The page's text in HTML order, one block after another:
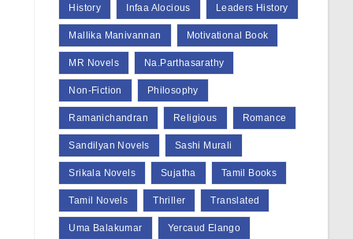
History Infaa Alocious Leaders History
Mallika Manivannan Motivational Book
MR Novels Na.Parthasarathy
Non-Fiction Philosophy
Ramanichandran Religious Romance
Sandilyan Novels Sashi Murali
Srikala Novels Sujatha Tamil Books
Tamil Novels Thriller Translated
Uma Balakumar Yercaud Elango